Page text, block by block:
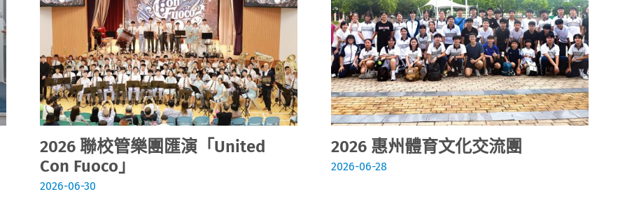
2026 聯校管樂團匯演「United
Con Fuoco」
2026-06-30
2026 惠州體育文化交流團
2026-06-28